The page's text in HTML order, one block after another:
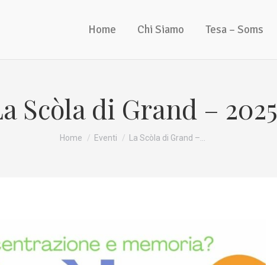
Home Chi Siamo Tesa – Soms
Scòla di Grand – 2025
Tu sei qui:
Home Eventi La Scòla di Grand –…